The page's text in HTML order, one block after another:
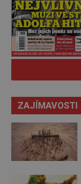
ZAJÍMAVOSTI